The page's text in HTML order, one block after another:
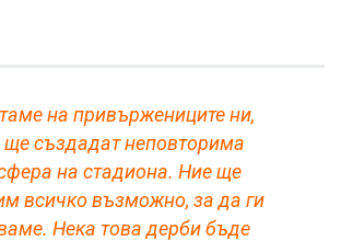
на привържениците ни,
ще създадат неповторима
на стадиона. Ние ще
всичко възможно, за да ги
Нека това дерби бъде